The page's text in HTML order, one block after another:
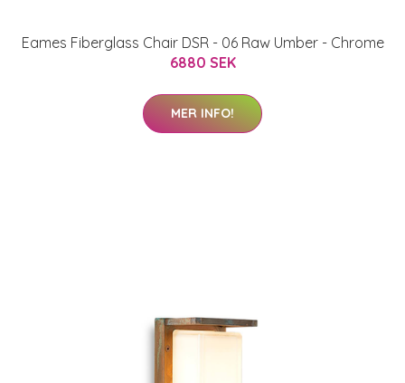
Eames Fiberglass Chair DSR - 06 Raw Umber - Chrome
6880 SEK
MER INFO!